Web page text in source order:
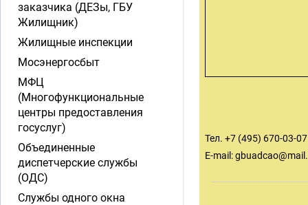
Тел. +7 (495) 670-03-07
E-mail:
заказчика (ДЕЗы, ГБУ
Жилищник)
Жилищные инспекции
Мосэнергосбыт
МФЦ
(Многофункциональные
центры предоставления
госуслуг)
Объединенные
диспетчерские службы
(ОДС)
Службы одного окна